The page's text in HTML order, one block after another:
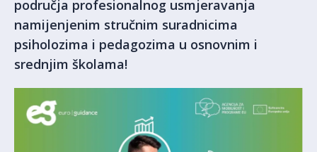
područja profesionalnog usmjeravanja
namijenjenim stručnim suradnicima
psiholozima i pedagozima u osnovnim i
srednjim školama!